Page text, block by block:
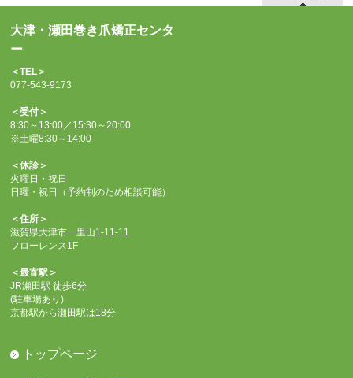
大津・瀬田巻き爪矯正センタ
ー
＜TEL＞
077-543-9173
＜受付＞
8:30～13:00／15:30～20:00
※土曜8:30～14:00
＜休診＞
火曜日・祝日
日曜・祝日（予約制のため相談可能）
＜住所＞
滋賀県大津市一里山1-11-11
フローレンス1F
＜最寄駅＞
JR瀬田駅 徒歩6分
(駐車場あり)
京都駅から瀬田駅は18分
トップページ